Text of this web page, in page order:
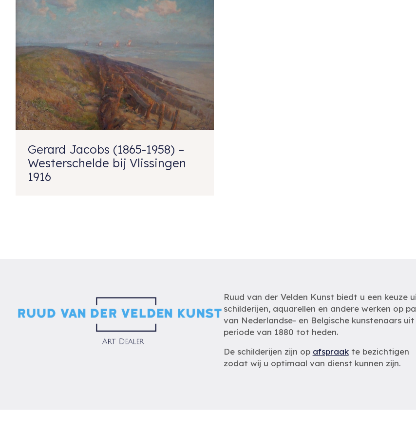
Gerard Jacobs (1865-1958) –
Westerschelde bij Vlissingen
1916
Ruud van der Velden Kunst biedt u een keuze
schilderijen, aquarellen en andere werken op
van Nederlandse- en Belgische kunstenaars
periode van 1880 tot heden.
De schilderijen zijn op afspraakte bezichtigen
zodat wij u optimaal van dienst kunnen zijn.